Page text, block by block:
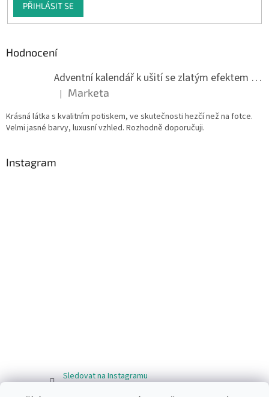
PŘIHLÁSIT SE
Hodnocení
Adventní kalendář k ušití se zlatým efektem 042Q
Hodnocení produktu je 5 z 5 hvězdiček.
| Marketa
Krásná látka s kvalitním potiskem, ve skutečnosti hezčí než na fotce.
Velmi jasné barvy, luxusní vzhled. Rozhodně doporučuji.
Instagram
Sledovat na Instagramu